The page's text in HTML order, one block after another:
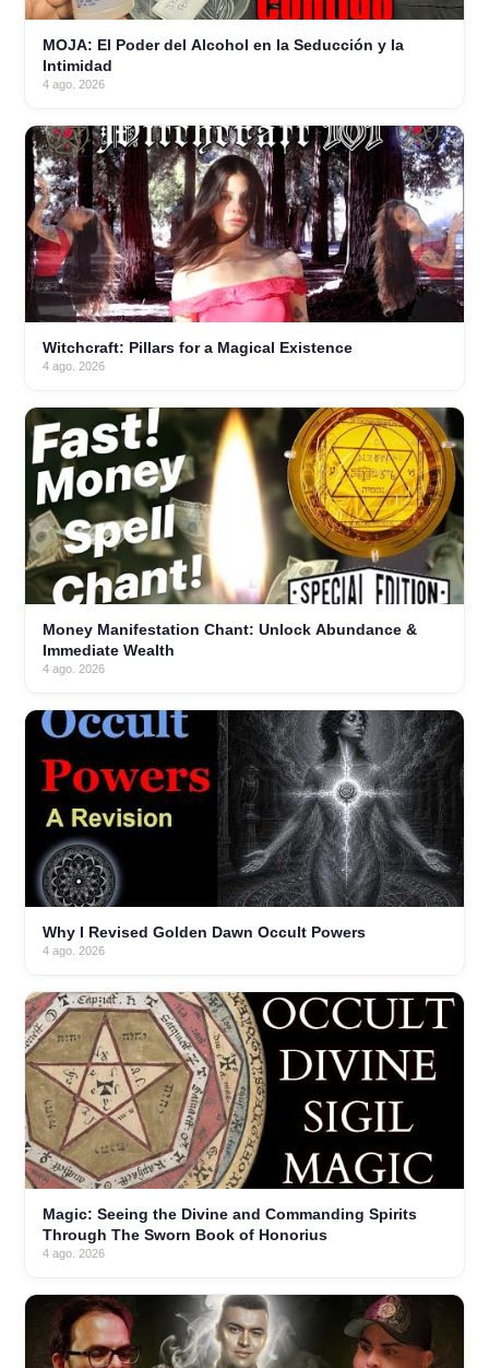
MOJA: El Poder del Alcohol en la Seducción y la
Intimidad
4 ago. 2026
Witchcraft: Pillars for a Magical Existence
4 ago. 2026
Money Manifestation Chant: Unlock Abundance &
Immediate Wealth
4 ago. 2026
Why I Revised Golden Dawn Occult Powers
4 ago. 2026
Magic: Seeing the Divine and Commanding Spirits
Through The Sworn Book of Honorius
4 ago. 2026